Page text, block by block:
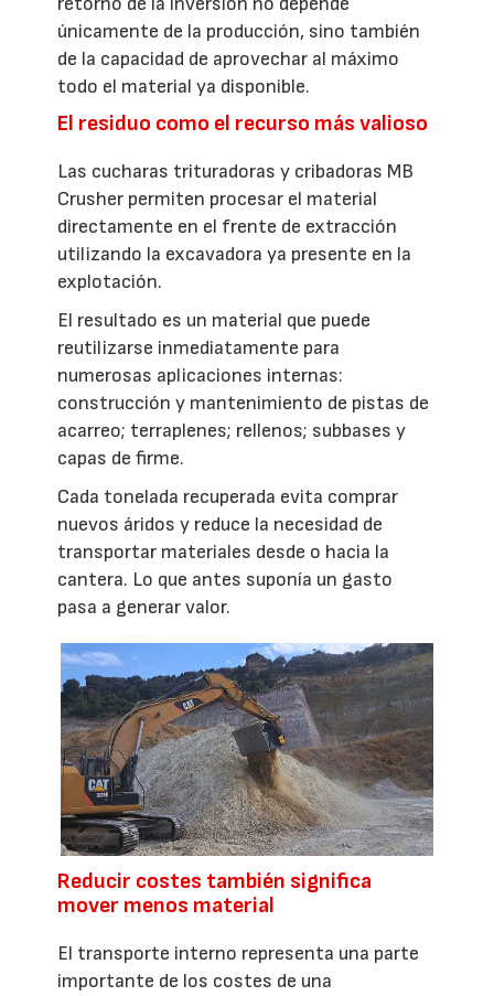
únicamente de la producción, sino también
de la capacidad de aprovechar al máximo
todo el material ya disponible.
El residuo como el recurso más valioso
Las cucharas trituradoras y cribadoras MB
Crusher permiten procesar el material
directamente en el frente de extracción
utilizando la excavadora ya presente en la
explotación.
El resultado es un material que puede
reutilizarse inmediatamente para
numerosas aplicaciones internas:
construcción y mantenimiento de pistas de
acarreo; terraplenes; rellenos; subbases y
capas de firme.
Cada tonelada recuperada evita comprar
nuevos áridos y reduce la necesidad de
transportar materiales desde o hacia la
cantera. Lo que antes suponía un gasto
pasa a generar valor.
Reducir costes también significa
mover menos material
El transporte interno representa una parte
importante de los costes de una